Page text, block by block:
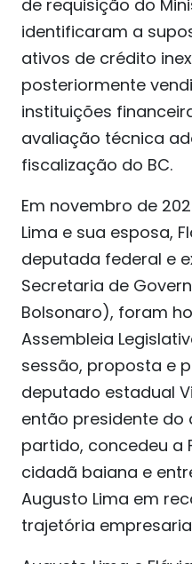
de requisição do
identificaram a
ativos de crédito
posteriormente
instituições
avaliação técnica
fiscalização do BC.
Em novembro de
Lima e sua esposa,
deputada federal e
Secretaria de
Bolsonaro), foram
Assembleia
sessão, proposta e
deputado estadual
então presidente do
partido, concedeu a
cidadã baiana e
Augusto Lima em
trajetória